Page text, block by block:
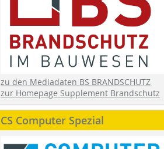
zu den Mediadaten BS BRANDSCHUTZ
zur Homepage Supplement Brandschutz
CS Computer Spezial